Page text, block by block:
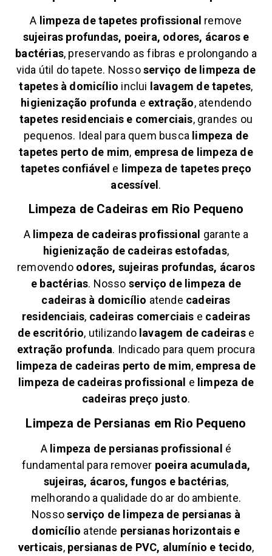
A limpeza de tapetes profissional remove
sujeiras profundas, poeira, odores, ácaros e
bactérias, preservando as fibras e prolongando a
vida útil do tapete. Nossoserviço de limpeza de
tapetes à domicílio inclui lavagem de tapetes,
higienização profunda e extração, atendendo
tapetes residenciais e comerciais, grandes ou
pequenos. Ideal para quem busca limpeza de
tapetes perto de mim, empresa de limpeza de
tapetes confiável e limpeza de tapetes preço
acessível .
Limpeza de Cadeiras em Rio Pequeno
A limpeza de cadeiras profissional garante a
higienização de cadeiras estofadas,
removendoodores, sujeiras profundas, ácaros
e bactérias. Nosso serviço de limpeza de
cadeiras à domicílio atende cadeiras
residenciais, cadeiras comerciais e cadeiras
de escritório, utilizando lavagem de cadeirase
extração profunda. Indicado para quem procura
limpeza de cadeiras perto de mim, empresa de
limpeza de cadeiras profissional e limpeza de
cadeiras preço justo.
Limpeza de Persianas em Rio Pequeno
A limpeza de persianas profissional é
fundamental para remover poeira acumulada,
sujeiras, ácaros, fungos e bactérias,
melhorando a qualidade do ar do ambiente.
Nossoserviço de limpeza de persianas à
domicílio atende persianas horizontais e
verticais, persianas de PVC, alumínio e tecido,